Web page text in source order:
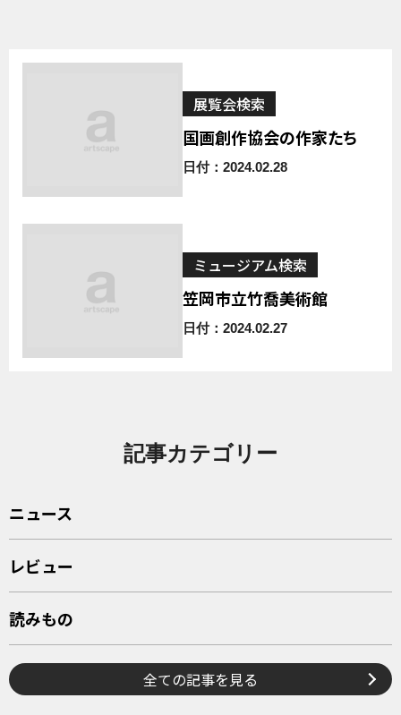
展覧会検索
国画創作協会の作家たち
日付：2024.02.28
ミュージアム検索
笠岡市立竹喬美術館
日付：2024.02.27
記事カテゴリー
ニュース
レビュー
読みもの
全ての記事を見る